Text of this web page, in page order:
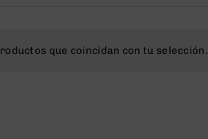
que coincidan con tu selección.